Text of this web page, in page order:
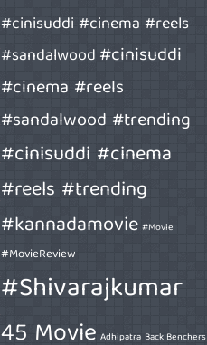
#cinisuddi #cinema #reels
#sandalwood#cinisuddi
#cinema #reels
#sandalwood #trending
#cinisuddi #cinema
#reels #trending
#kannadamovie #Movie
#MovieReview
#Shivarajkumar
45 Movie Adhipatra Back Benchers